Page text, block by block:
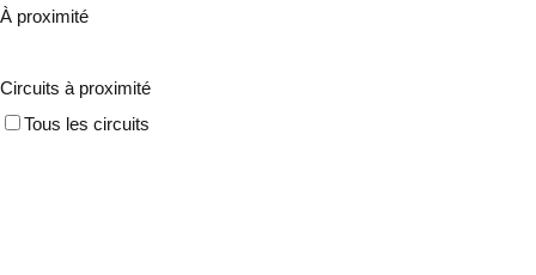
À proximité
Circuits à proximité
Tous les circuits